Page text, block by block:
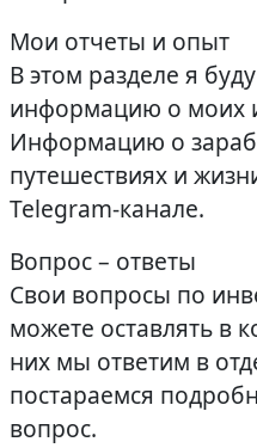
Мои отчеты и опыт
В этом разделе я
информацию о моих
Информацию о
путешествиях и
Telegram-канале.
Вопрос – ответы
Свои вопросы по
можете оставлять в
них мы ответим в
постараемся
вопрос.